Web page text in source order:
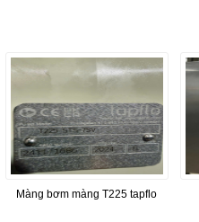
Màng bơm màng T225 tapflo